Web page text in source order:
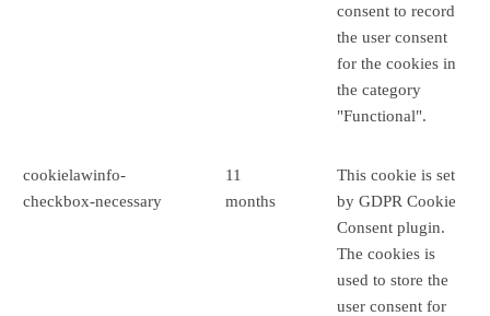
consent to record
the user consent
for the cookies in
the category
"Functional".
cookielawinfo-
checkbox-necessary
11
months
This cookie is set
by GDPR Cookie
Consent plugin.
The cookies is
used to store the
user consent for